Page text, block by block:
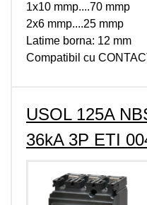
1x10 mmp....70 mmp
2x6 mmp....25 mmp
Latime borna: 12 mm
Compatibil cu
USOL 125A
36kA 3P ETI